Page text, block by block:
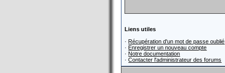
Liens utiles
·Récupération d'un mot de passe oublié
·Enregistrer un nouveau compte
·Notre documentation
·Contacter l'administrateur des forums